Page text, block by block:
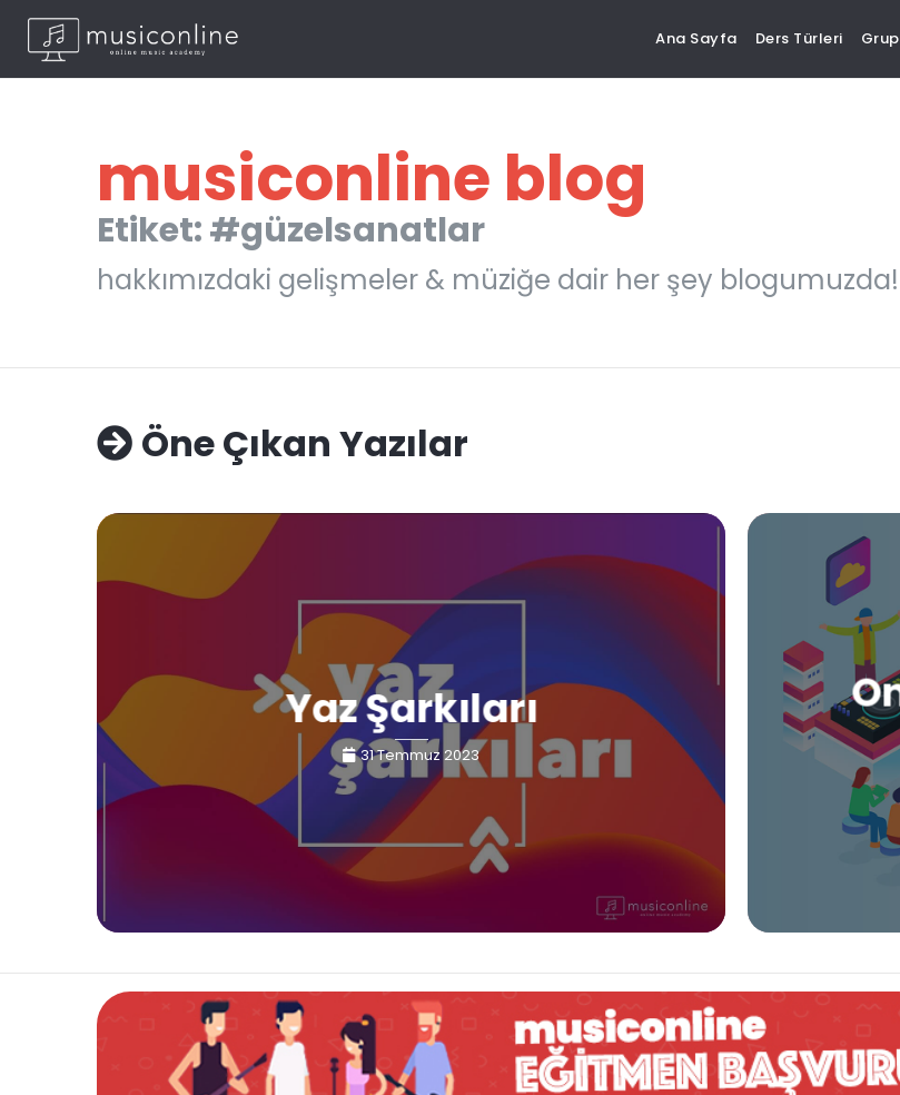
Ana Sayfa Ders Türleri
musiconline blog
Etiket: #güzelsanatlar
hakkımızdaki gelişmeler & müziğe dair her şey blogumuzda!
Öne Çıkan Yazılar
Yaz Şarkıları
31 Temmuz 2023